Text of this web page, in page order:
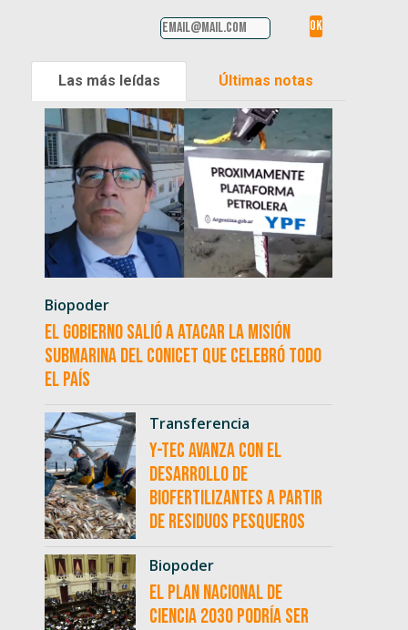
Las más leídas Últimas notas
Biopoder
El Gobierno salió a atacar la misión
submarina del CONICET que celebró todo
el país
Transferencia
Y-TEC avanza con el
desarrollo de
biofertilizantes a partir
de residuos pesqueros
Biopoder
El Plan Nacional de
Ciencia 2030 podría ser